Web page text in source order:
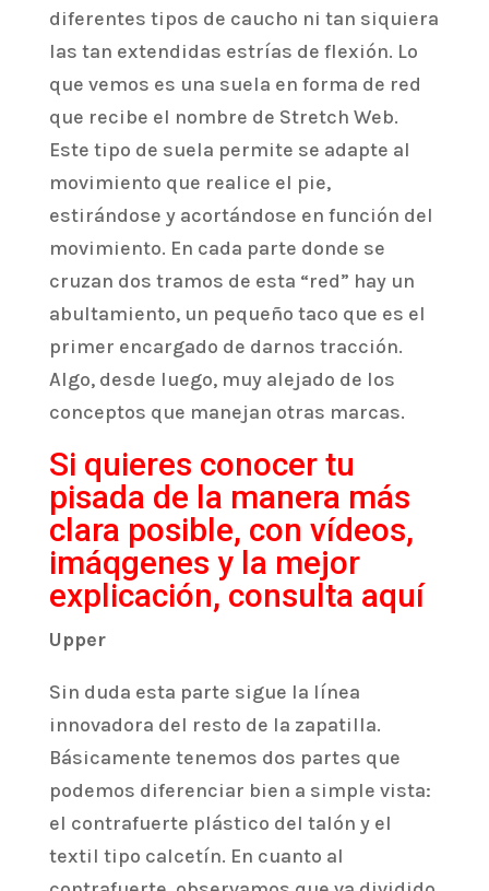
diferentes tipos de caucho ni tan siquiera
las tan extendidas estrías de flexión. Lo
que vemos es una suela en forma de red
que recibe el nombre de Stretch Web.
Este tipo de suela permite se adapte al
movimiento que realice el pie,
estirándose y acortándose en función del
movimiento. En cada parte donde se
cruzan dos tramos de esta “red” hay un
abultamiento, un pequeño taco que es el
primer encargado de darnos tracción.
Algo, desde luego, muy alejado de los
conceptos que manejan otras marcas.
Si quieres conocer tu
pisada de la manera más
clara posible, con vídeos,
imáqgenes y la mejor
explicación, consulta aquí
Upper
Sin duda esta parte sigue la línea
innovadora del resto de la zapatilla.
Básicamente tenemos dos partes que
podemos diferenciar bien a simple vista:
el contrafuerte plástico del talón y el
textil tipo calcetín. En cuanto al